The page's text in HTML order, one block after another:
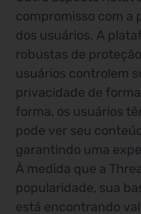
compromisso com a
dos usuários. A
robustas de
usuários controlem
privacidade de
forma, os usuários
pode ver seu
garantindo uma
À medida que a
popularidade, sua
está encontrando